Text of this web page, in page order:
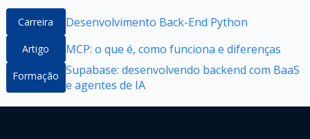
Carreira Desenvolvimento Back-End Python
Artigo MCP: o que é, como funciona e diferenças
Formação Supabase: desenvolvendo backend com BaaS
e agentes de IA